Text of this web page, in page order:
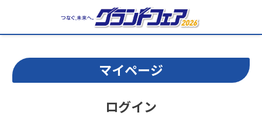
マイページ
ログイン